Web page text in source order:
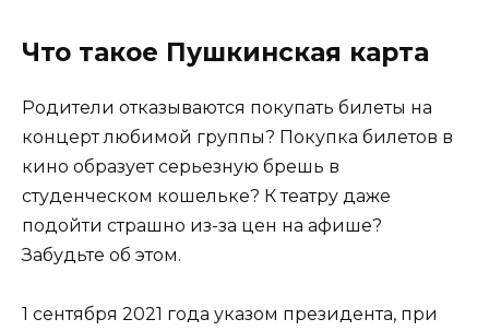
Что такое Пушкинская карта
Родители отказываются покупать билеты на
концерт любимой группы? Покупка билетов в
кино образует серьезную брешь в
студенческом кошельке? К театру даже
подойти страшно из-за цен на афише?
Забудьте об этом.
1 сентября 2021 года указом президента, при